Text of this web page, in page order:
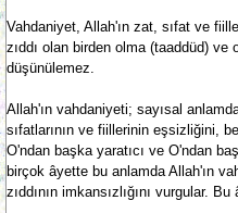
Vahdaniyet, Allah'ın zat, sıfat ve
zıddı olan birden olma (taaddüd) ve
düşünülemez.
Allah'ın vahdaniyeti; sayısal
sıfatlarının ve fiillerinin eşsizliğini,
O'ndan başka yaratıcı ve O'ndan
birçok âyette bu anlamda Allah'ın
zıddının imkansızlığını vurgular.